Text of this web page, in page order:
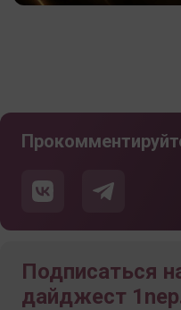
Подписаться
дайджест